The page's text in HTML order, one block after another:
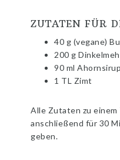
ZUTATEN FÜR
40 g (vegane)
200 g
90 ml Ahornsirup
1 TL Zimt
Alle Zutaten zu
anschließend für 30
geben.